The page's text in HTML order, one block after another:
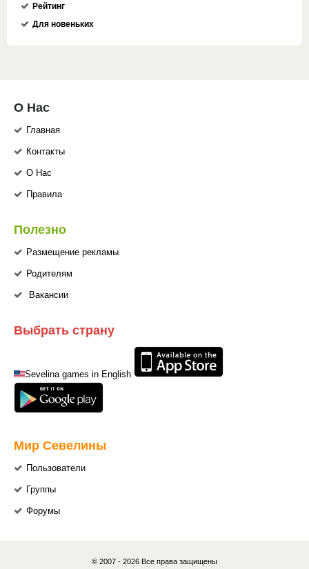
Рейтинг
Для новеньких
О Нас
Главная
Контакты
О Нас
Правила
Полезно
Размещение рекламы
Родителям
Вакансии
Выбрать страну
Sevelina games in English
Мир Севелины
Пользователи
Группы
Форумы
© 2007 - 2026 Все права защищены